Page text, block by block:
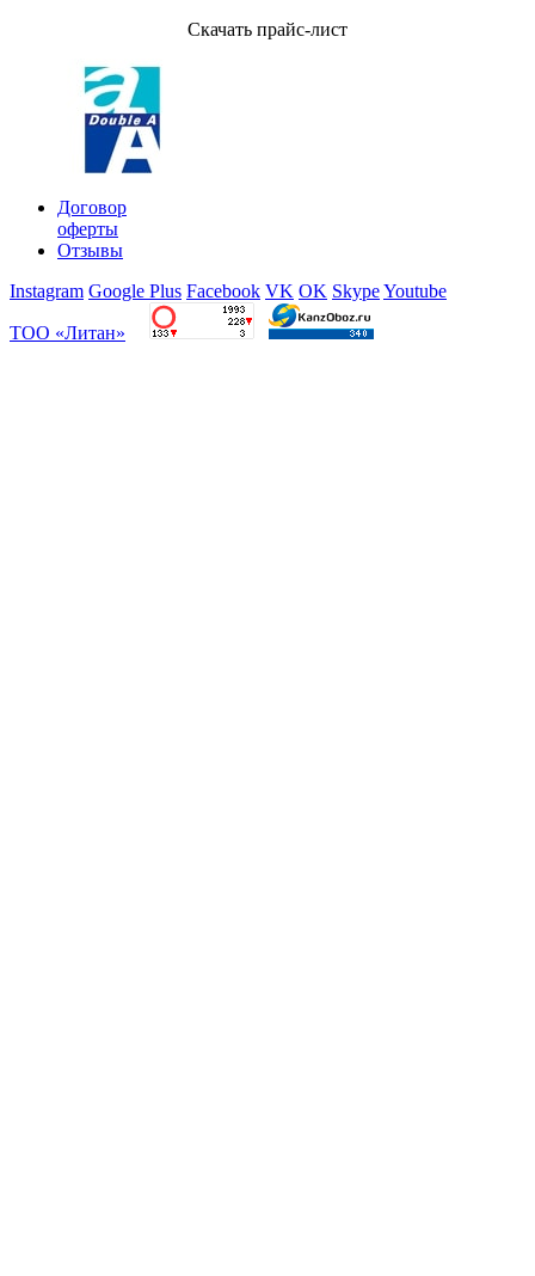
Скачать прайс-лист
Договор
оферты
Отзывы
Instagram Google Plus Facebook VK OK SkypeYoutube
ТОО «Литан»